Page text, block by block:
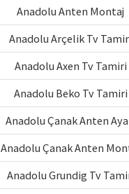
Anadolu Anten Montaj
Anadolu Arçelik Tv
Anadolu Axen Tv Tamiri
Anadolu Beko Tv Tamiri
Anadolu Çanak Anten
Anadolu Çanak Anten
Anadolu Grundig Tv